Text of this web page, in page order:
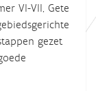
VI-VII, Gete
gezet